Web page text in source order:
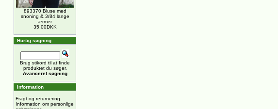
893370 Bluse med
snoning & 3/84 lange
ærmer
35,00DKK
Hurtig søgning
Brug stikord til at finde
produktet du søger.
Avanceret søgning
Information
Fragt og returnering
Information om personlige